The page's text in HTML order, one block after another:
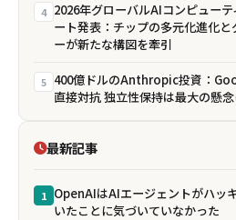
4 2026年グローバルAIコンピュー
ート発表：チップの多元化進化と
ーが新たな構図を牽引
5 400億ドルのAnthropic投資：
直接対抗 独立性保持は最大の懸
最新記事
1 OpenAIはAIエージェントがハッ
いたことに気づいていなかった